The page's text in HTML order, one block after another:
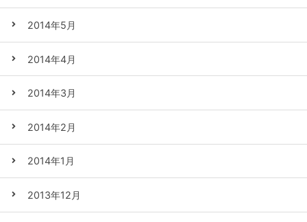
2014年5月
2014年4月
2014年3月
2014年2月
2014年1月
2013年12月